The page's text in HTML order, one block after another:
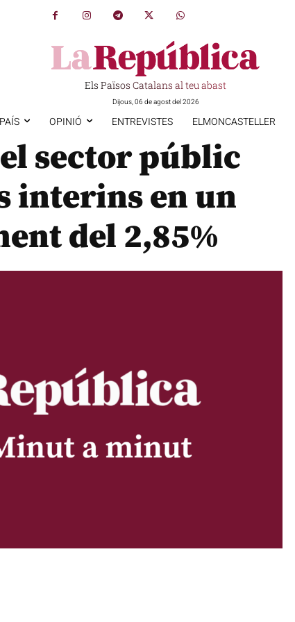
Els Països Catalans al teu abast
Dijous, 06 de agost del 2026
OPINIÓ ENTREVISTES ELMONCASTELLER
sector públic
interins en un
del 2,85%